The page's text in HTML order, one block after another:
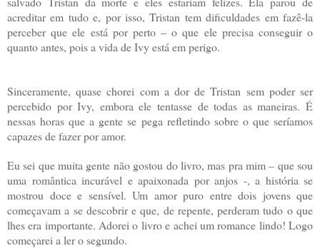
acreditar em tudo e, por isso, Tristan tem dificuldades em fazê-la
perceber que ele está por perto – o que ele precisa conseguir o
quanto antes, pois a vida de Ivy está em perigo.
Sinceramente, quase chorei com a dor de Tristan sem poder ser
percebido por Ivy, embora ele tentasse de todas as maneiras. É
nessas horas que a gente se pega refletindo sobre o que seríamos
capazes de fazer por amor.
Eu sei que muita gente não gostou do livro, mas pra mim – que sou
uma romântica incurável e apaixonada por anjos -, a história se
mostrou doce e sensível. Um amor puro entre dois jovens que
começavam a se descobrir e que, de repente, perderam tudo o que
lhes era importante. Adorei o livro e achei um romance lindo! Logo
começarei a ler o segundo.